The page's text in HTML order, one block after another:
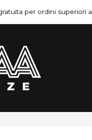
per ordini superiori a